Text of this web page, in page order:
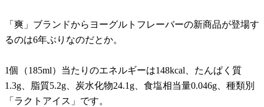
「爽」ブランドからヨーグルトフレーバーの新商品が登場す
るのは6年ぶりなのだとか。
1個（185ml）当たりのエネルギーは148kcal、たんぱく質
1.3g、脂質5.2g、炭水化物24.1g、食塩相当量0.046g、種類別
「ラクトアイス」です。